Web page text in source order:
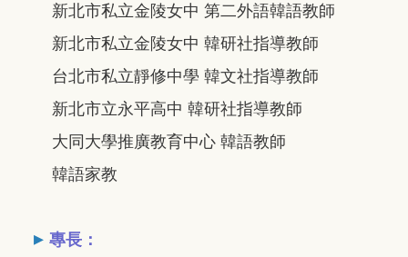
新北市私立金陵女中 第二外語韓語教師
新北市私立金陵女中 韓研社指導教師
台北市私立靜修中學 韓文社指導教師
新北市立永平高中 韓研社指導教師
大同大學推廣教育中心 韓語教師
韓語家教
▸ 專長：